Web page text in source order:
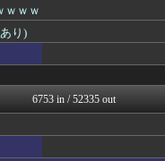
キニ速
ラビット速報
うしみつ-5chまとめ-
いたしん！
あらまめ2ch
バズッター速報
ｗｗｗ
り)
6753 in / 52335 out